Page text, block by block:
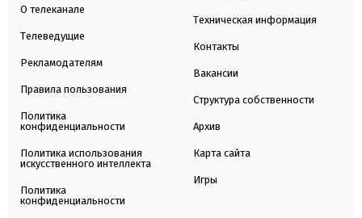
О телеканале
Телеведущие
Рекламодателям
Правила пользования
Политика
конфиденциальности
Политика использования
искусственного интеллекта
Политика
конфиденциальности
Техническая информация
Контакты
Вакансии
Структура собственности
Архив
Карта сайта
Игры